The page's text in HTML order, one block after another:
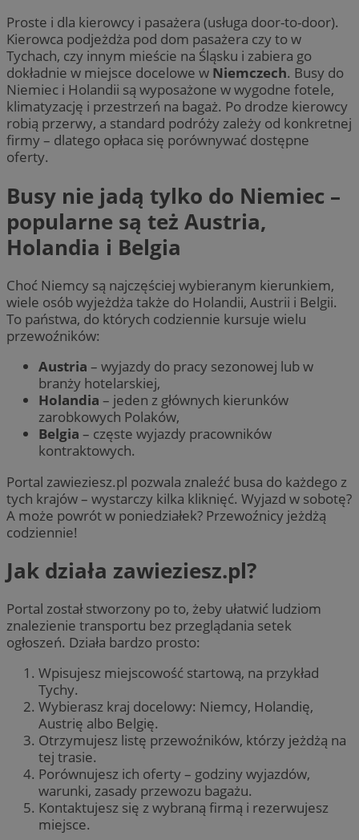
Proste i dla kierowcy i pasażera (usługa door-to-door).
Kierowca podjeżdża pod dom pasażera czy to w
Tychach, czy innym mieście na Śląsku i zabiera go
dokładnie w miejsce docelowe w Niemczech. Busy do
Niemiec i Holandii są wyposażone w wygodne fotele,
klimatyzację i przestrzeń na bagaż. Po drodze kierowcy
robią przerwy, a standard podróży zależy od konkretnej
firmy – dlatego opłaca się porównywać dostępne
oferty.
Busy nie jadą tylko do Niemiec –
popularne są też Austria,
Holandia i Belgia
Choć Niemcy są najczęściej wybieranym kierunkiem,
wiele osób wyjeżdża także do Holandii, Austrii i Belgii.
To państwa, do których codziennie kursuje wielu
przewoźników:
Austria – wyjazdy do pracy sezonowej lub w
branży hotelarskiej,
Holandia – jeden z głównych kierunków
zarobkowych Polaków,
Belgia – częste wyjazdy pracowników
kontraktowych.
Portal zawieziesz.pl pozwala znaleźć busa do każdego z
tych krajów – wystarczy kilka kliknięć. Wyjazd w sobotę?
A może powrót w poniedziałek? Przewoźnicy jeżdżą
codziennie!
Jak działa zawieziesz.pl?
Portal został stworzony po to, żeby ułatwić ludziom
znalezienie transportu bez przeglądania setek
ogłoszeń. Działa bardzo prosto:
Wpisujesz miejscowość startową, na przykład
Tychy.
Wybierasz kraj docelowy: Niemcy, Holandię,
Austrię albo Belgię.
Otrzymujesz listę przewoźników, którzy jeżdżą na
tej trasie.
Porównujesz ich oferty – godziny wyjazdów,
warunki, zasady przewozu bagażu.
Kontaktujesz się z wybraną firmą i rezerwujesz
miejsce.